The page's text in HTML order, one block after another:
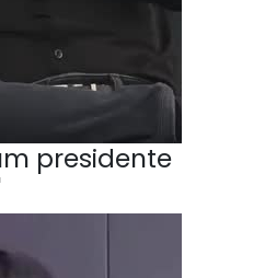
presidente